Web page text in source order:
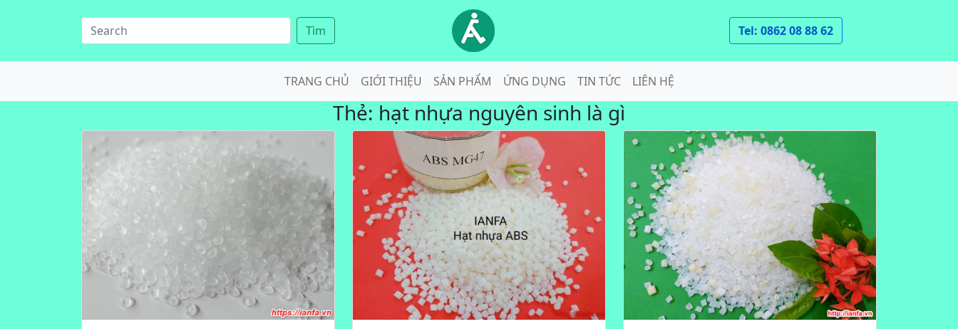
Tìm Tel: 0862 08 88 62
TRANG CHỦ GIỚI THIỆU SẢN PHẨM ỨNG DỤNG TIN TỨC LIÊN HỆ
Thẻ: hạt nhựa nguyên sinh là gì